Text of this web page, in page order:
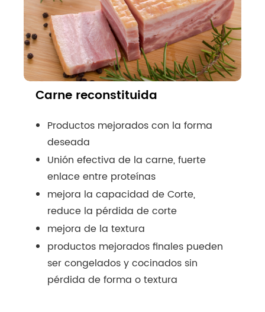
Carne reconstituida
Productos mejorados con la forma
deseada
Unión efectiva de la carne, fuerte
enlace entre proteínas
mejora la capacidad de Corte,
reduce la pérdida de corte
mejora de la textura
productos mejorados finales pueden
ser congelados y cocinados sin
pérdida de forma o textura